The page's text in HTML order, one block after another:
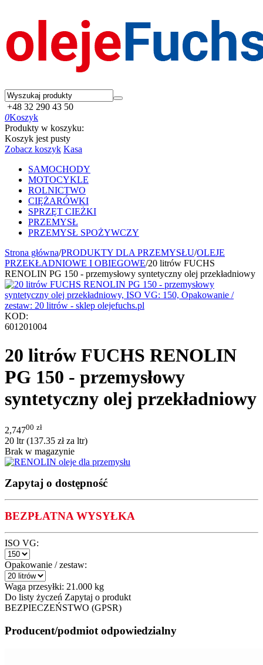
+48 32 290 43 50
0Koszyk
Produkty w koszyku:
Koszyk jest pusty
Zobacz koszyk Kasa
SAMOCHODY
MOTOCYKLE
ROLNICTWO
CIĘŻARÓWKI
SPRZĘT CIEŻKI
PRZEMYSŁ
PRZEMYSŁ SPOŻYWCZY
Strona główna/PRODUKTY DLA PRZEMYSŁU/OLEJE
PRZEKŁADNIOWE I OBIEGOWE/20 litrów FUCHS
RENOLIN PG 150 - przemysłowy syntetyczny olej przekładniowy
KOD:
601201004
20 litrów FUCHS RENOLIN
PG 150 - przemysłowy
syntetyczny olej przekładniowy
2,74700 zł
20 ltr (137.35 złza ltr)
Brak w magazynie
Zapytaj o dostępność
BEZPŁATNA WYSYŁKA
ISO VG:
Opakowanie / zestaw:
Waga przesyłki: 21.000 kg
Do listy życzeń Zapytaj o produkt
BEZPIECZEŃSTWO (GPSR)
Producent/podmiot odpowiedzialny